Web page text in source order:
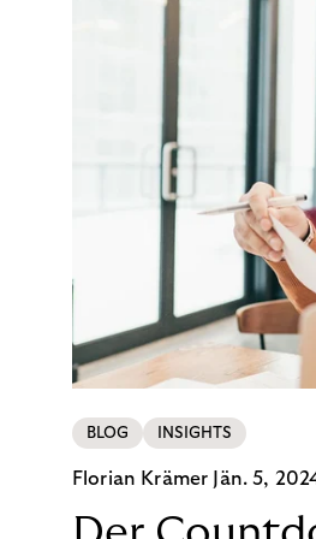
BLOG INSIGHTS
Florian Krämer Jän. 5,